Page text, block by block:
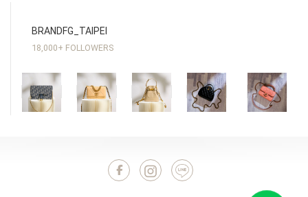
BRANDFG_TAIPEI
18,000+ FOLLOWERS